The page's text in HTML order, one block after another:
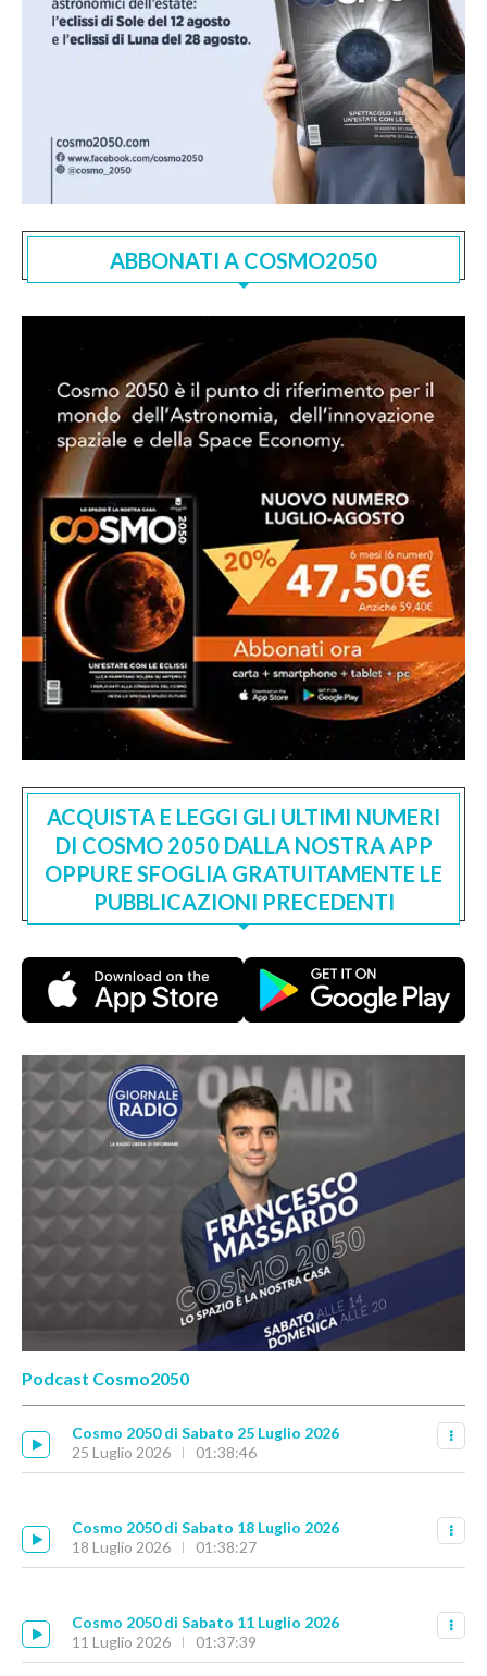
ABBONATI A COSMO2050
ACQUISTA E LEGGI GLI ULTIMI NUMERI
DI COSMO 2050 DALLA NOSTRA APP
OPPURE SFOGLIA GRATUITAMENTE LE
PUBBLICAZIONI PRECEDENTI
Podcast Cosmo2050
Cosmo 2050 di Sabato 25 Luglio 2026
25 Luglio 2026
01:38:46
Cosmo 2050 di Sabato 18 Luglio 2026
18 Luglio 2026
01:38:27
Cosmo 2050 di Sabato 11 Luglio 2026
11 Luglio 2026
01:37:39